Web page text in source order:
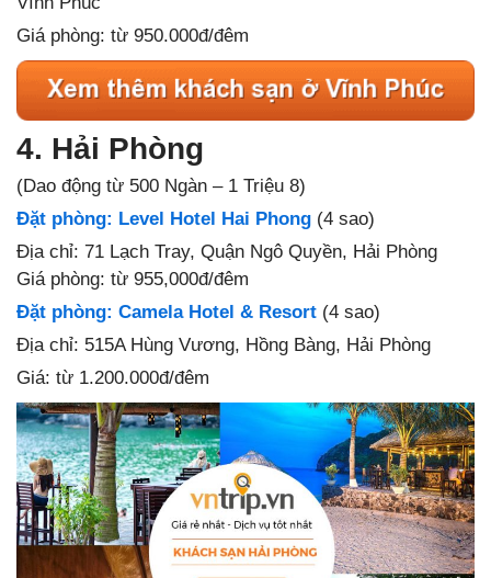
Giá phòng: từ 950.000đ/đêm
4. Hải Phòng
(Dao động từ 500 Ngàn – 1 Triệu 8)
Đặt phòng: Level Hotel Hai Phong (4 sao)
Địa chỉ: 71 Lạch Tray, Quận Ngô Quyền, Hải Phòng
Giá phòng: từ 955,000đ/đêm
Đặt phòng: Camela Hotel & Resort (4 sao)
Địa chỉ: 515A Hùng Vương, Hồng Bàng, Hải Phòng
Giá: từ 1.200.000đ/đêm